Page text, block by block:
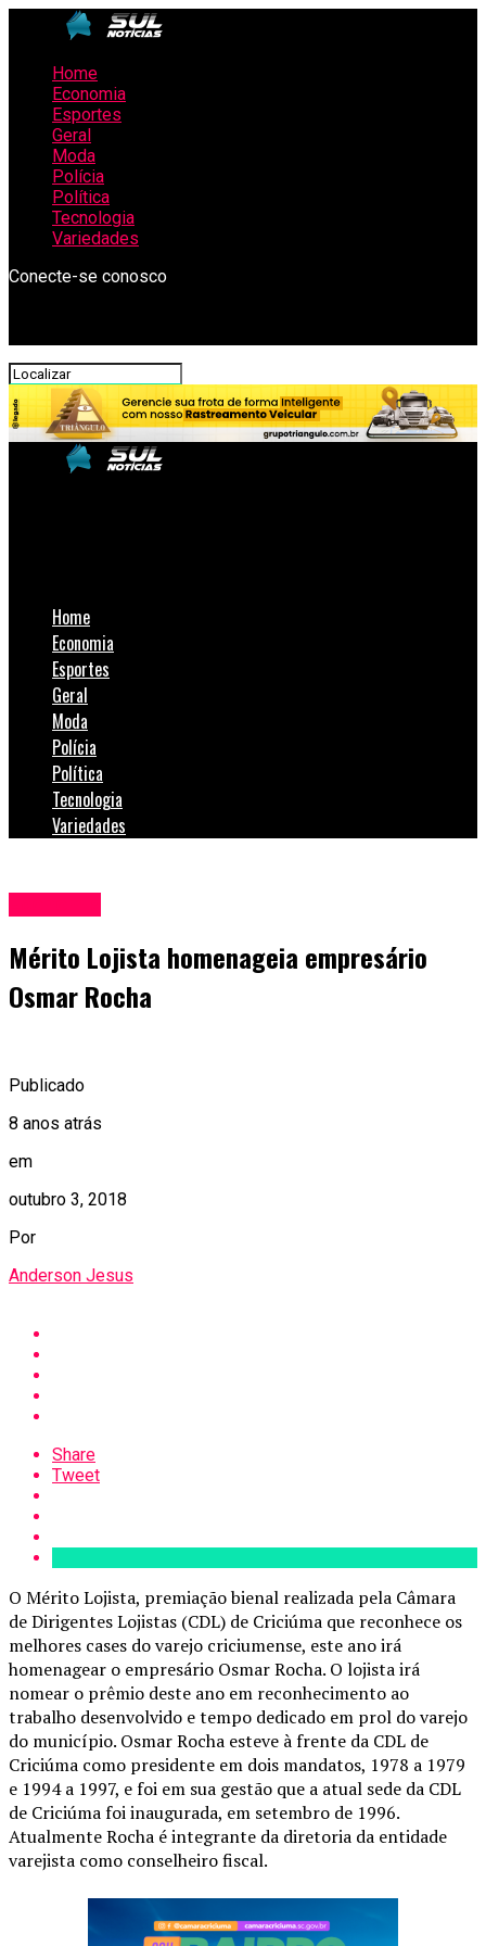
Home
Economia
Esportes
Geral
Moda
Polícia
Política
Tecnologia
Variedades
Conecte-se conosco
Home
Economia
Esportes
Geral
Moda
Polícia
Política
Tecnologia
Variedades
Mérito Lojista homenageia empresário
Osmar Rocha
Publicado
8 anos atrás
em
outubro 3, 2018
Por
Anderson Jesus
Share
Tweet
O Mérito Lojista, premiação bienal realizada pela Câmara
de Dirigentes Lojistas (CDL) de Criciúma que reconhece os
melhores cases do varejo criciumense, este ano irá
homenagear o empresário Osmar Rocha. O lojista irá
nomear o prêmio deste ano em reconhecimento ao
trabalho desenvolvido e tempo dedicado em prol do varejo
do município. Osmar Rocha esteve à frente da CDL de
Criciúma como presidente em dois mandatos, 1978 a 1979
e 1994 a 1997, e foi em sua gestão que a atual sede da CDL
de Criciúma foi inaugurada, em setembro de 1996.
Atualmente Rocha é integrante da diretoria da entidade
varejista como conselheiro fiscal.